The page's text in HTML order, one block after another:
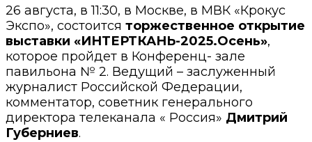
26 августа, в 11:30, в Москве, в МВК «Крокус
Экспо», состоится торжественное открытие
выставки «ИНТЕРТКАНЬ-2025.Осень»,
которое пройдет в Конференц- зале
павильона № 2. Ведущий – заслуженный
журналист Российской Федерации,
комментатор, советник генерального
директора телеканала « Россия» Дмитрий
Губерниев.